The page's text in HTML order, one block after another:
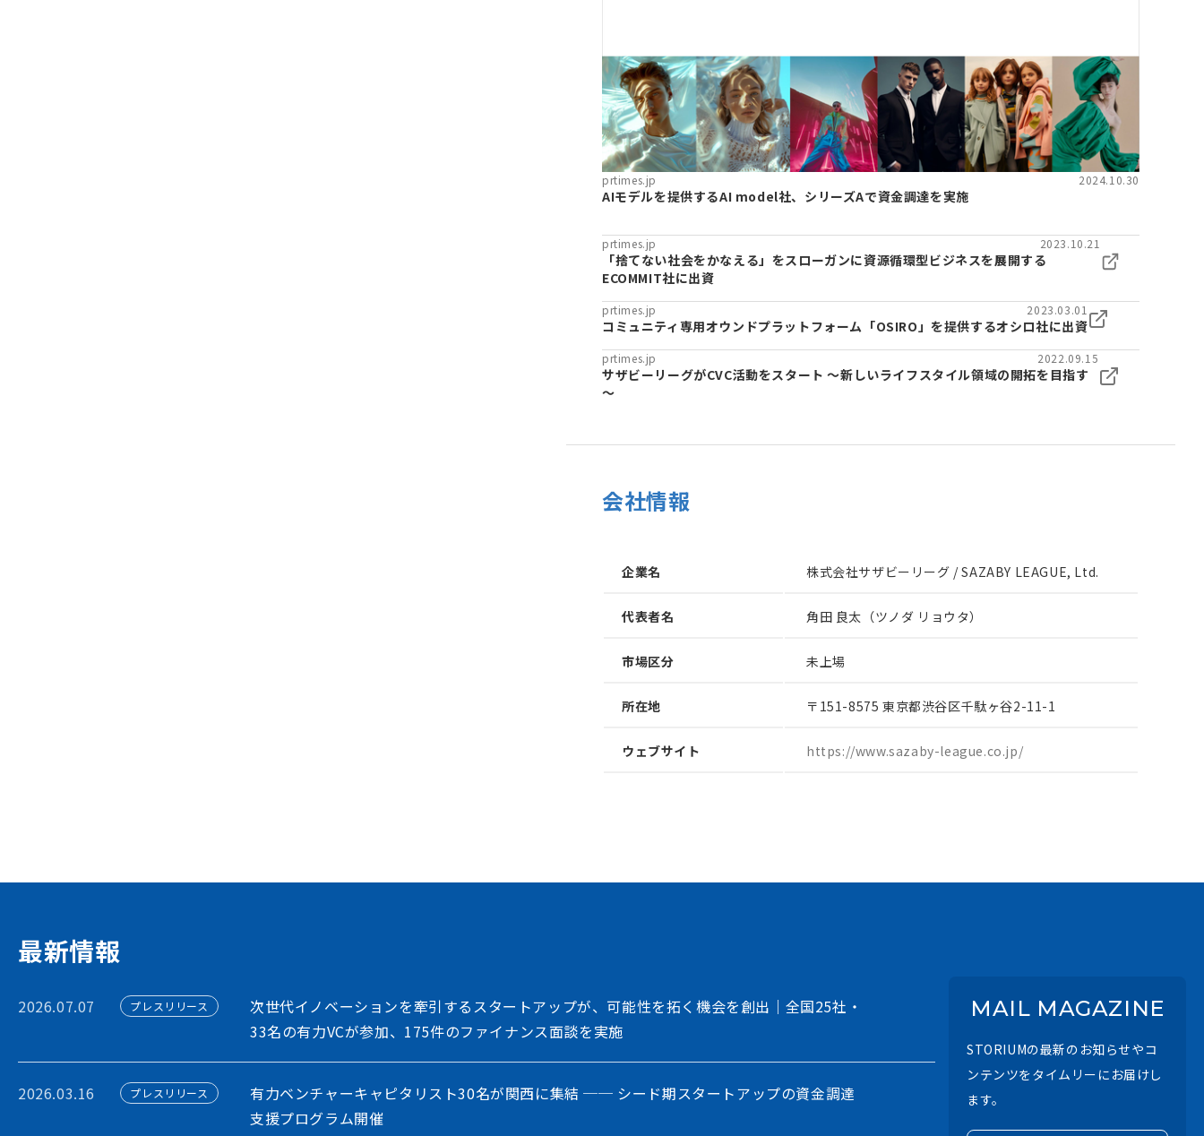
prtimes.jp 2024.10.30
AIモデルを提供するAI model社、シリーズAで資金調達を実施
prtimes.jp 2023.10.21
「捨てない社会をかなえる」をスローガンに資源循環型ビジネスを展開する
ECOMMIT社に出資
prtimes.jp 2023.03.01
コミュニティ専用オウンドプラットフォーム「OSIRO」を提供するオシロ社に出資
prtimes.jp 2022.09.15
サザビーリーグがCVC活動をスタート ～新しいライフスタイル領域の開拓を目指す
～
会社情報
企業名 株式会社サザビーリーグ / SAZABY LEAGUE, Ltd.
代表者名 角田 良太（ツノダ リョウタ）
市場区分 未上場
所在地 〒151-8575 東京都渋谷区千駄ヶ谷2-11-1
ウェブサイト https://www.sazaby-league.co.jp/
最新情報
2026.07.07 プレスリリース
次世代イノベーションを牽引するスタートアップが、可能性を拓く機会を創出｜全国25社・
33名の有力VCが参加、175件のファイナンス面談を実施
2026.03.16 プレスリリース
有力ベンチャーキャピタリスト30名が関西に集結 ── シード期スタートアップの資金調達
支援プログラム開催
MAIL MAGAZINE
STORIUMの最新のお知らせやコ
ンテンツをタイムリーにお届けし
ます。